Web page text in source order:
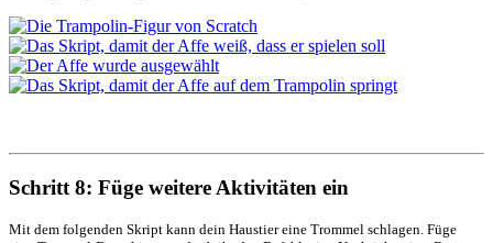
Schritt 8: Füge weitere Aktivitäten ein
Mit dem folgenden Skript kann dein Haustier eine Trommel schlagen. Füge